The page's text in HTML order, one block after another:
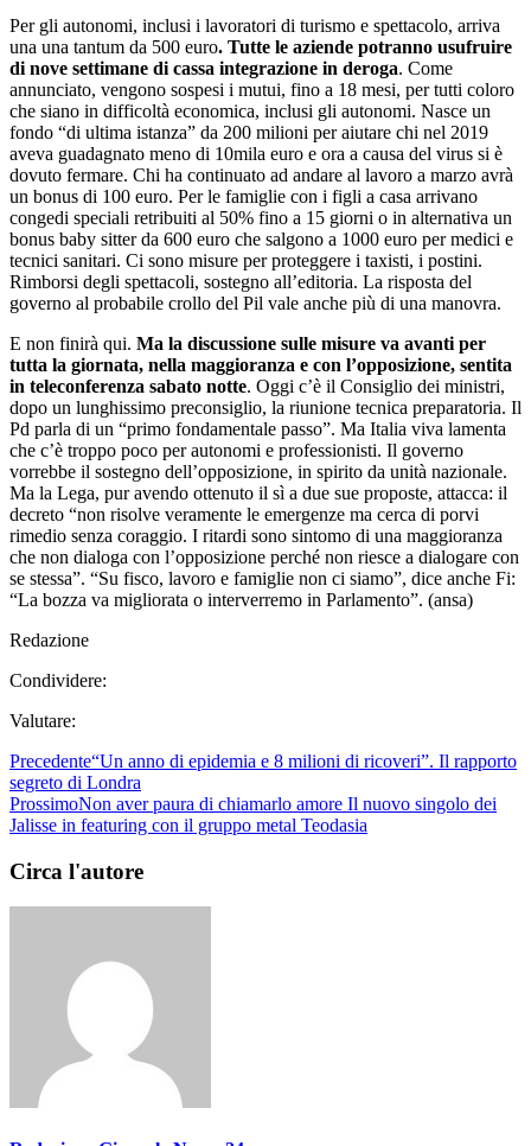
Per gli autonomi, inclusi i lavoratori di turismo e spettacolo, arriva
una una tantum da 500 euro. Tutte le aziende potranno usufruire
di nove settimane di cassa integrazione in deroga. Come
annunciato, vengono sospesi i mutui, fino a 18 mesi, per tutti coloro
che siano in difficoltà economica, inclusi gli autonomi. Nasce un
fondo “di ultima istanza” da 200 milioni per aiutare chi nel 2019
aveva guadagnato meno di 10mila euro e ora a causa del virus si è
dovuto fermare. Chi ha continuato ad andare al lavoro a marzo avrà
un bonus di 100 euro. Per le famiglie con i figli a casa arrivano
congedi speciali retribuiti al 50% fino a 15 giorni o in alternativa un
bonus baby sitter da 600 euro che salgono a 1000 euro per medici e
tecnici sanitari. Ci sono misure per proteggere i taxisti, i postini.
Rimborsi degli spettacoli, sostegno all’editoria. La risposta del
governo al probabile crollo del Pil vale anche più di una manovra.
E non finirà qui. Ma la discussione sulle misure va avanti per
tutta la giornata, nella maggioranza e con l’opposizione, sentita
in teleconferenza sabato notte. Oggi c’è il Consiglio dei ministri,
dopo un lunghissimo preconsiglio, la riunione tecnica preparatoria. Il
Pd parla di un “primo fondamentale passo”. Ma Italia viva lamenta
che c’è troppo poco per autonomi e professionisti. Il governo
vorrebbe il sostegno dell’opposizione, in spirito da unità nazionale.
Ma la Lega, pur avendo ottenuto il sì a due sue proposte, attacca: il
decreto “non risolve veramente le emergenze ma cerca di porvi
rimedio senza coraggio. I ritardi sono sintomo di una maggioranza
che non dialoga con l’opposizione perché non riesce a dialogare con
se stessa”. “Su fisco, lavoro e famiglie non ci siamo”, dice anche Fi:
“La bozza va migliorata o interverremo in Parlamento”. (ansa)
Redazione
Condividere:
Valutare:
Precedente“Un anno di epidemia e 8 milioni di ricoveri”. Il rapporto
segreto di Londra
ProssimoNon aver paura di chiamarlo amore Il nuovo singolo dei
Jalisse in featuring con il gruppo metal Teodasia
Circa l'autore